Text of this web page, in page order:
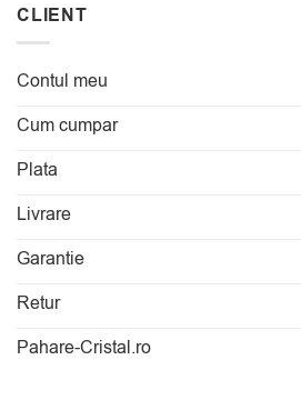
CLIENT
Contul meu
Cum cumpar
Plata
Livrare
Garantie
Retur
Pahare-Cristal.ro